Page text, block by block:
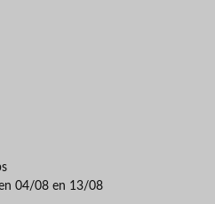
04/08 en 13/08